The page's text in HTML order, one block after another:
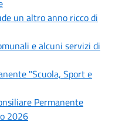
un altro anno ricco di
e alcuni servizi di
"Scuola, Sport e
Permanente
2026